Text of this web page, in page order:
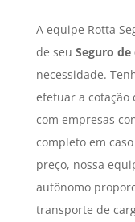
A equipe Rotta
de seu Seguro de
necessidade.
efetuar a cotação
com empresas
completo em
preço, nossa
autônomo
transporte de